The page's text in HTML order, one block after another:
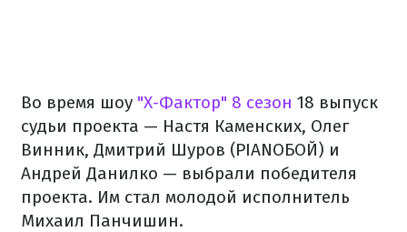
Во время шоу "Х-Фактор" 8 сезон 18 выпуск
судьи проекта — Настя Каменских, Олег
Винник, Дмитрий Шуров (PIANOБОЙ) и
Андрей Данилко — выбрали победителя
проекта. Им стал молодой исполнитель
Михаил Панчишин.